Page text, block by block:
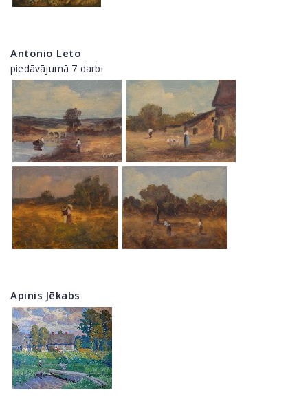
Antonio Leto
piedāvājumā 7 darbi
Apinis Jēkabs